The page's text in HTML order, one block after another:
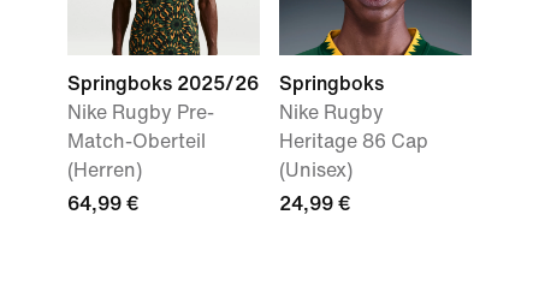
Springboks 2025/26
Nike Rugby Pre-
Match-Oberteil
(Herren)
64,99 €
Springboks
Nike Rugby
Heritage 86 Cap
(Unisex)
24,99 €